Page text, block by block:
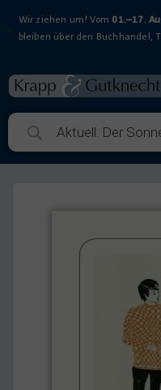
Wir ziehen um! Vom 01.–17.
bleiben über den Buchhandel,